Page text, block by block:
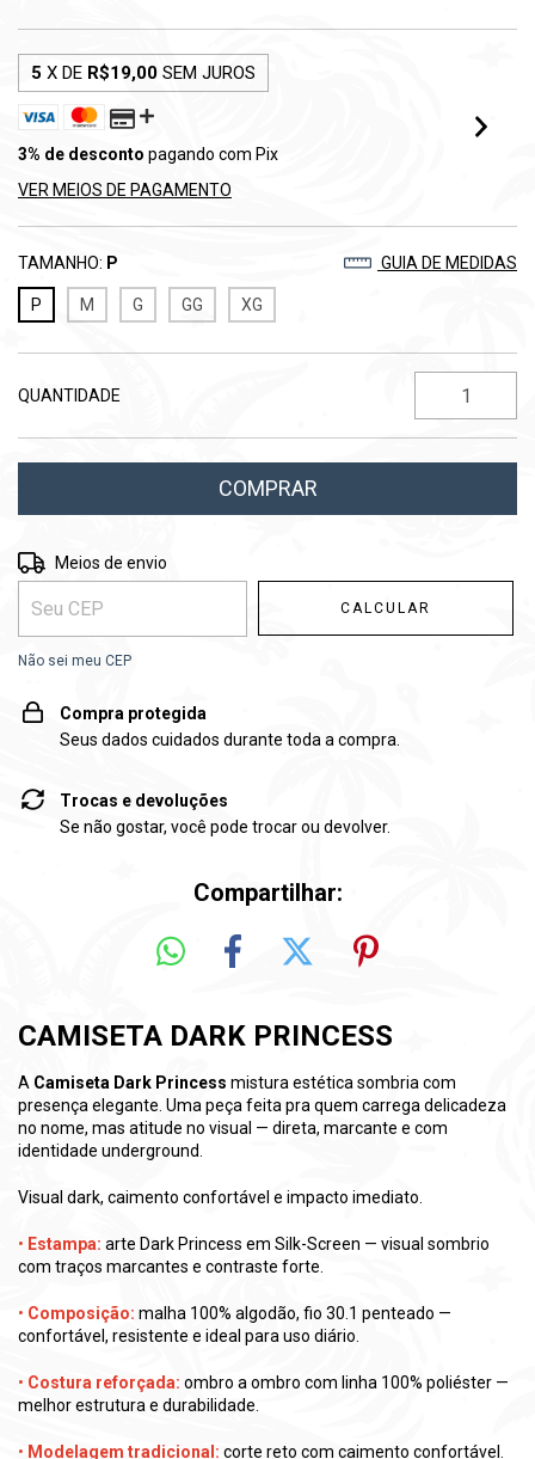
5 X DE R$19,00 SEM JUROS
3% de desconto pagando com Pix
VER MEIOS DE PAGAMENTO
TAMANHO: P GUIA DE MEDIDAS
P M G GG XG
QUANTIDADE
Entregas para o CEP:
Meios de envio
CALCULAR
Não sei meu CEP
Compra protegida
Seus dados cuidados durante toda a compra.
Trocas e devoluções
Se não gostar, você pode trocar ou devolver.
Compartilhar:
CAMISETA DARK PRINCESS
A Camiseta Dark Princess mistura estética sombria com
presença elegante. Uma peça feita pra quem carrega delicadeza
no nome, mas atitude no visual — direta, marcante e com
identidade underground.
Visual dark, caimento confortável e impacto imediato.
• Estampa: arte Dark Princess em Silk-Screen — visual sombrio
com traços marcantes e contraste forte.
• Composição: malha 100% algodão, fio 30.1 penteado —
confortável, resistente e ideal para uso diário.
• Costura reforçada: ombro a ombro com linha 100% poliéster —
melhor estrutura e durabilidade.
• Modelagem tradicional: corte reto com caimento confortável.